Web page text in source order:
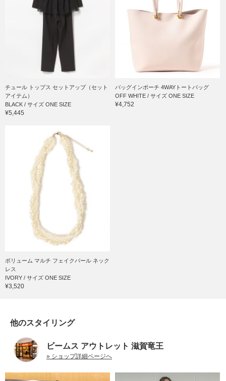
チュール トップス セットアップ（セット
アイテム）
BLACK / サイズ ONE SIZE
¥5,445
バッグインポーチ 4WAYトートバッグ
OFF WHITE / サイズ ONE SIZE
¥4,752
ボリューム マルチ フェイクパール ネック
レス
IVORY / サイズ ONE SIZE
¥3,520
他のスタイリング
ビームス アウトレット 滋賀竜王
» ショップ詳細ページへ